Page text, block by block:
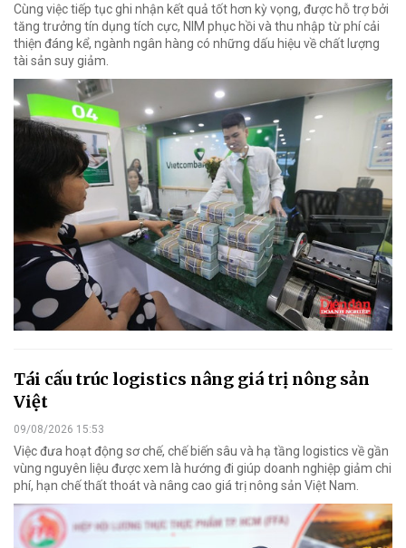
Cùng việc tiếp tục ghi nhận kết quả tốt hơn kỳ vọng, được hỗ trợ bởi
tăng trưởng tín dụng tích cực, NIM phục hồi và thu nhập từ phí cải
thiện đáng kể, ngành ngân hàng có những dấu hiệu về chất lượng
tài sản suy giảm.
Tái cấu trúc logistics nâng giá trị nông sản
Việt
09/08/2026 15:53
Việc đưa hoạt động sơ chế, chế biến sâu và hạ tầng logistics về gần
vùng nguyên liệu được xem là hướng đi giúp doanh nghiệp giảm chi
phí, hạn chế thất thoát và nâng cao giá trị nông sản Việt Nam.